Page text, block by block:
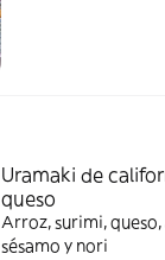
Uramaki de
queso
Arroz, surimi,
sésamo y nori